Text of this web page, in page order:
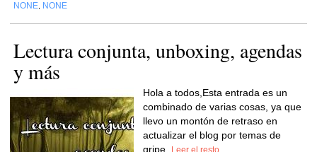
NONE NONE
Lectura conjunta, unboxing, agendas
y más
Hola a todos,Esta entrada es un
combinado de varias cosas, ya que
llevo un montón de retraso en
actualizar el blog por temas de
gripe.
Leer el resto